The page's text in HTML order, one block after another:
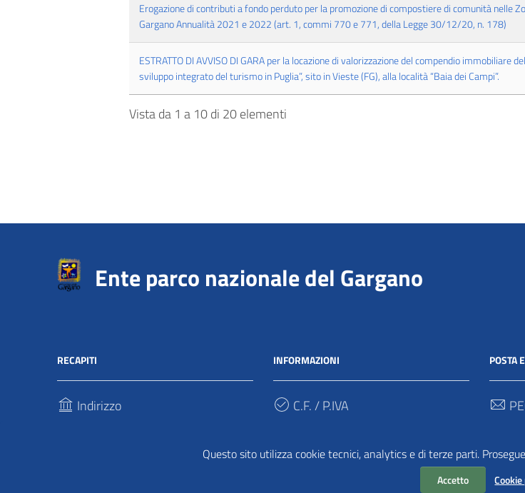
Questo sito utilizza cookie tecnici, analytics e di terze parti.
Accetto
Erogazione di contributi a fondo perduto per la promozione di compostiere di comunità nelle
Gargano Annualità 2021 e 2022 (art. 1, commi 770 e 771, della Legge 30/12/20, n. 178)
ESTRATTO DI AVVISO DI GARA per la locazione di valorizzazione del compendio immobiliare
sviluppo integrato del turismo in Puglia”, sito in Vieste (FG), alla località “Baia dei Campi”.
Vista da 1 a 10 di 20 elementi
Ente parco nazionale del Gargano
RECAPITI
Indirizzo
71037, Monte Sant'Angelo (Fg)
INFORMAZIONI
C.F. / P.IVA
Cod. Univoco
POSTA